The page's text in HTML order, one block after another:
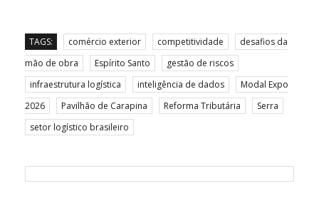
TAGS: comércio exterior competitividade
desafios da
mão de obra
Espírito Santo
gestão de riscos
infraestrutura logística
inteligência de dados
Modal Expo
2026
Pavilhão de Carapina Reforma Tributária
Serra
setor logístico brasileiro